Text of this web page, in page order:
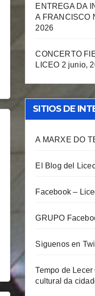
ENTREGA DA
A FRANCISCO
2026
CONCERTO
LICEO 2 junio,
SITIOS DE
A MARXE DO
El Blog del
Facebook –
GRUPO
Siguenos en
Tempo de
cultural da